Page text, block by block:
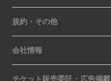
規約・その他
会社情報
チケット販売委託・広告掲載